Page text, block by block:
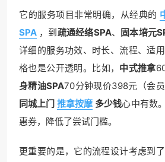
它的服务项目非常明确，从经典的
SPA ，到疏通经络SPA、 固本培元
详细的服务功效、时长、流程、适
格也是公开透明。比如， 中式推拿
身精油SPA70分钟现价398元（会
同城上门 推拿按摩 多少钱心中有数
惠券，降低了尝试门槛。
更重要的是，它的流程设计考虑到